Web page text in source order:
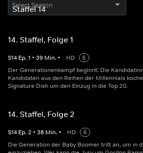
Select Season
14. Staffel, Folge 1
S14 Ep.1 • 39 Min. • HD
6
Der Generationenkampf beginnt: Die
Kandidaten aus den Reihen der Millennials
Signature Dish um den Einzug in die Top 20.
14. Staffel, Folge 2
S14 Ep.2 • 38 Min. • HD
6
Die Generation der Baby Boomer tritt an, um in